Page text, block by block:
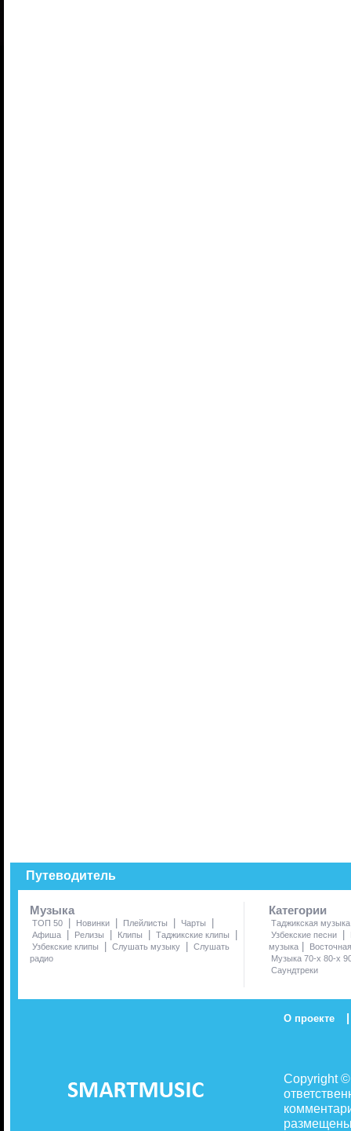
Путеводитель
Музыка
ТОП 50 | Новинки | Плейлисты | Чарты |
Афиша | Релизы | Клипы | Таджикские клипы |
Узбекские клипы | Слушать музыку | Слушать
радио
Категории
Таджикская музыка
Узбекские песни
|
музыка |
Музыка 70-х 80-х
Саундтреки
О проекте |
Copyright
размещены